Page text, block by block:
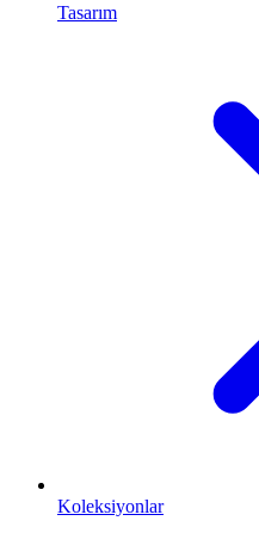
Tasarım
Koleksiyonlar